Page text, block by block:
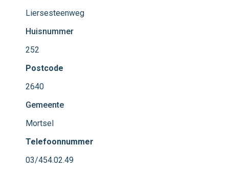
Liersesteenweg
Huisnummer
252
Postcode
2640
Gemeente
Mortsel
Telefoonnummer
03/454.02.49